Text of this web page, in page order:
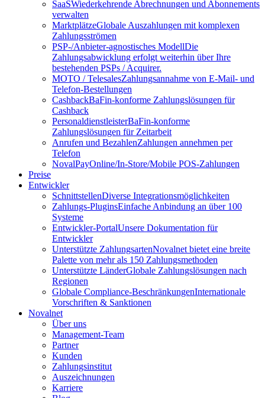
SaaSWiederkehrende Abrechnungen und Abonnements
verwalten
MarktplätzeGlobale Auszahlungen mit komplexen
Zahlungsströmen
PSP-/Anbieter‑agnostisches ModellDie
Zahlungsabwicklung erfolgt weiterhin über Ihre
bestehenden PSPs / Acquirer.
MOTO / TelesalesZahlungsannahme von E-Mail- und
Telefon-Bestellungen
CashbackBaFin-konforme Zahlungslösungen für
Cashback
PersonaldienstleisterBaFin-konforme
Zahlungslösungen für Zeitarbeit
Anrufen und BezahlenZahlungen annehmen per
Telefon
NovalPayOnline/In-Store/Mobile POS-Zahlungen
Preise
Entwickler
SchnittstellenDiverse Integrationsmöglichkeiten
Zahlungs-PluginsEinfache Anbindung an über 100
Systeme
Entwickler-PortalUnsere Dokumentation für
Entwickler
Unterstützte ZahlungsartenNovalnet bietet eine breite
Palette von mehr als 150 Zahlungsmethoden
Unterstützte LänderGlobale Zahlungslösungen nach
Regionen
Globale Compliance-BeschränkungenInternationale
Vorschriften & Sanktionen
Novalnet
Über uns
Management-Team
Partner
Kunden
Zahlungsinstitut
Auszeichnungen
Karriere